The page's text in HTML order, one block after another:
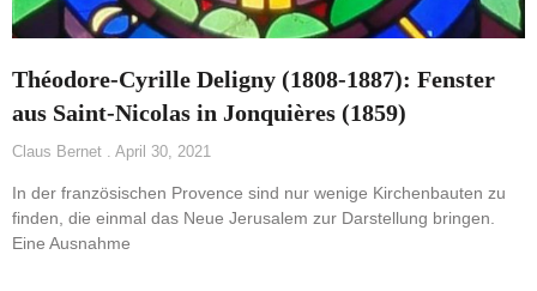
Théodore-Cyrille Deligny (1808-1887): Fenster
aus Saint-Nicolas in Jonquières (1859)
Claus Bernet April 30, 2021
In der französischen Provence sind nur wenige Kirchenbauten zu
finden, die einmal das Neue Jerusalem zur Darstellung bringen.
Eine Ausnahme